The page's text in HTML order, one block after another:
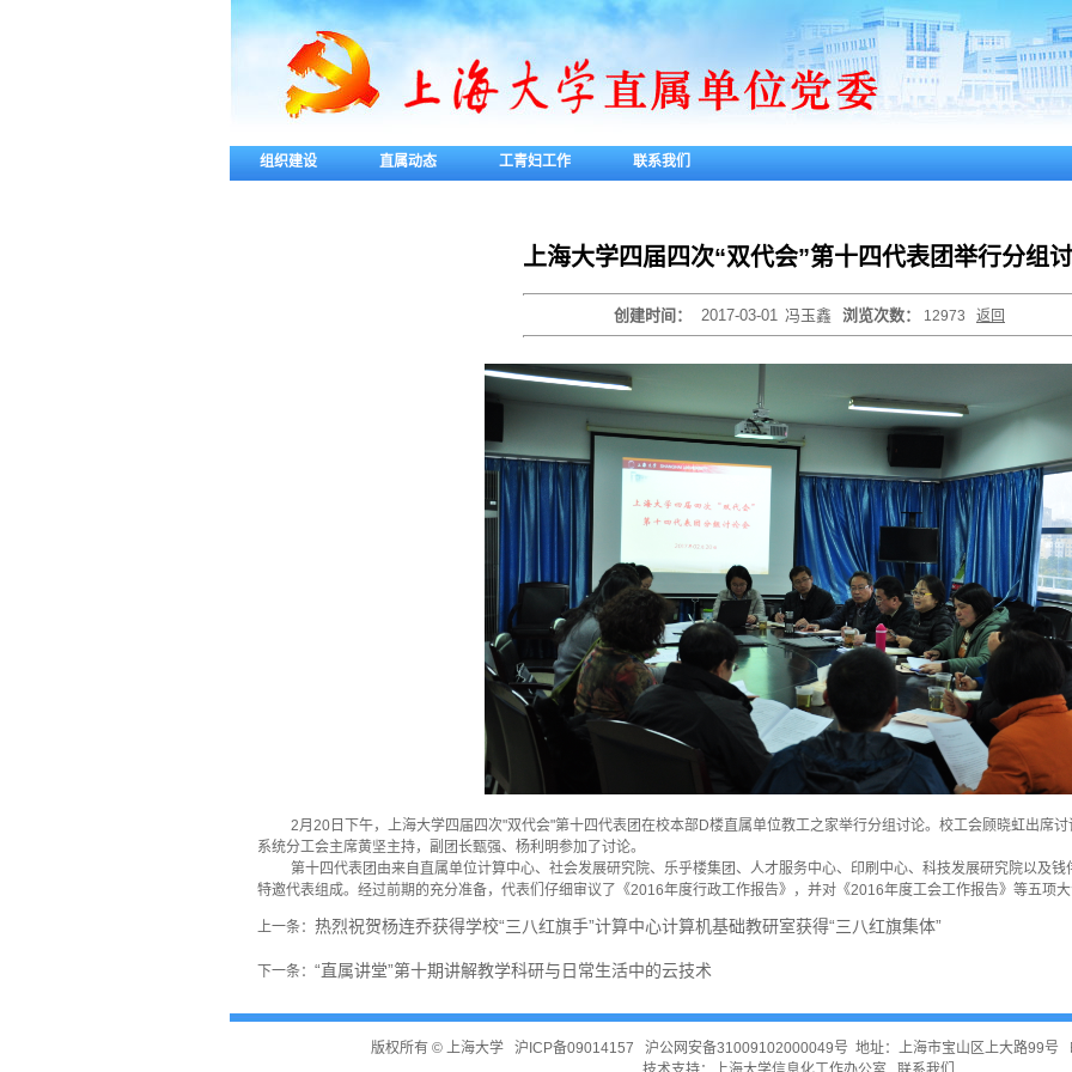
组织建设 直属动态 工青妇工作 联系我们
上海大学四届四次“双代会”第十四代表团举行分组
创建时间： 2017-03-01 冯玉鑫 浏览次数： 12973 返回
2月20日下午，上海大学四届四次"双代会"第十四代表团在校本部D楼直属单位教工之家举行分组讨论。校工会顾晓虹出席
系统分工会主席黄坚主持，副团长甄强、杨利明参加了讨论。
第十四代表团由来自直属单位计算中心、社会发展研究院、乐乎楼集团、人才服务中心、印刷中心、科技发展研究院以及
特邀代表组成。经过前期的充分准备，代表们仔细审议了《2016年度行政工作报告》，并对《2016年度工会工作报告》等五项
上一条： 热烈祝贺杨连乔获得学校“三八红旗手”计算中心计算机基础教研室获得“三八红旗集体”
下一条： “直属讲堂”第十期讲解教学科研与日常生活中的云技术
版权所有 ©上海大学 沪ICP备09014157 沪公网安备31009102000049号 地址：上海市宝山区上大路99